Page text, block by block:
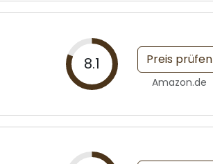
8.1 Preis prüfen
Amazon.de